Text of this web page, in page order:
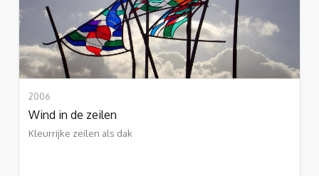
2006
Wind in de zeilen
Kleurrijke zeilen als dak